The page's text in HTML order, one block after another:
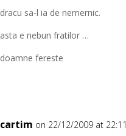
dracu sa-l ia de nemernic.
asta e nebun fratilor …
doamne fereste
cartim on 22/12/2009 at 22:11